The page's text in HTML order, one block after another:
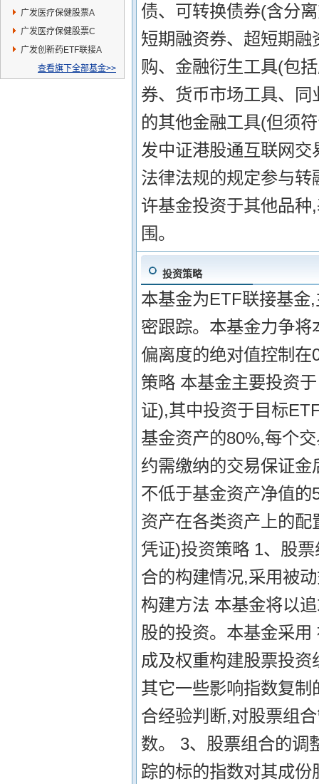
广发医疗保健股票A
广发医疗保健股票C
广发创新药ETF联接A
查看旗下全部基金>>
债、可转换债券(含分
短期融资券、超短期
购、金融衍生工具(包
券、货币市场工具、
的其他金融工具(但须
发中证港股通互联网
法律法规的规定参与
许基金投资于其他品
围。
投资策略
本基金为ETF联接基金
密跟踪。本基金力争
偏离度的绝对值控制
策略 本基金主要投资
证),其中投资于目标
基金资产的80%,每个
约需缴纳的交易保证
不低于基金资产净值
资产在各类资产上的
凭证)投资策略 1、股
合的构建情况,采用被
构建方法 本基金将以
股的投资。本基金采
成及权重构建股票投
其它一些影响指数复
合经验判断,对股票组
数。 3、股票组合的调
踪的标的指数对其成